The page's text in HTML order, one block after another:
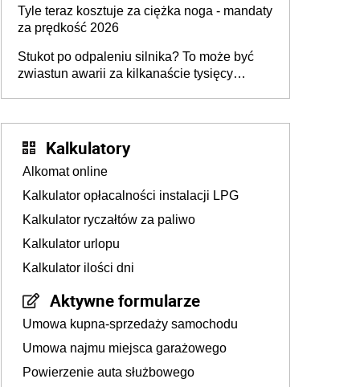
Tyle teraz kosztuje za ciężka noga - mandaty
za prędkość 2026
Stukot po odpaleniu silnika? To może być
zwiastun awarii za kilkanaście tysięcy
Kalkulatory
Alkomat online
Kalkulator opłacalności instalacji LPG
Kalkulator ryczałtów za paliwo
Kalkulator urlopu
Kalkulator ilości dni
Aktywne formularze
Umowa kupna-sprzedaży samochodu
Umowa najmu miejsca garażowego
Powierzenie auta służbowego